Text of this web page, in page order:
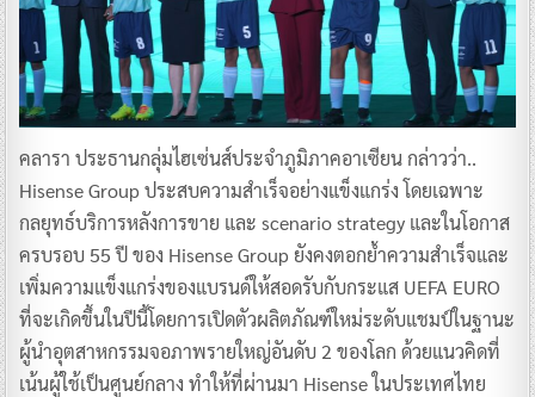
คลารา ประธานกลุ่มไฮเซ่นส์ประจำภูมิภาคอาเซียน กล่าวว่า..
Hisense Group ประสบความสำเร็จอย่างแข็งแกร่ง โดยเฉพาะ
กลยุทธ์บริการหลังการขาย และ scenario strategy และในโอกาส
ครบรอบ 55 ปี ของ Hisense Group ยังคงตอกย้ำความสำเร็จและ
เพิ่มความแข็งแกร่งของแบรนด์ให้สอดรับกับกระแส UEFA EURO
ที่จะเกิดขึ้นในปีนี้โดยการเปิดตัวผลิตภัณฑ์ใหม่ระดับแชมป์ในฐานะ
ผู้นำอุตสาหกรรมจอภาพรายใหญ่อันดับ 2 ของโลก ด้วยแนวคิดที่
เน้นผู้ใช้เป็นศูนย์กลาง ทำให้ที่ผ่านมา Hisense ในประเทศไทย